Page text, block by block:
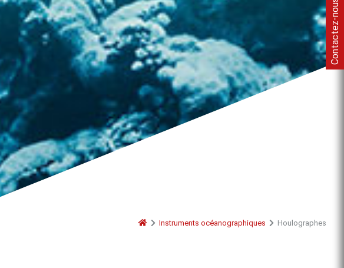
Instruments océanographiques Houlographes
Contactez-nous